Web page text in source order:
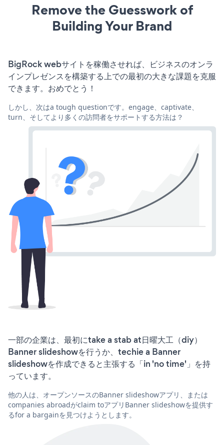
Remove the Guesswork of
Building Your Brand
BigRock webサイトを稼働させれば、ビジネスのオンラ
インプレゼンスを構築する上での最初の大きな課題を克服
できます。おめでとう！
しかし、次はa tough questionです。engage、captivate、
turn、そしてより多くの訪問者をサポートする方法は？
一部の企業は、最初にtake a stab at日曜大工（diy）
Banner slideshowを行うか、techie a Banner
slideshowを作成できると主張する「in 'no time'」を持
っています。
他の人は、オープンソースのBanner slideshowアプリ、または
companies abroadがclaim toアプリBanner slideshowを提供す
るfor a bargainを見つけようとします。